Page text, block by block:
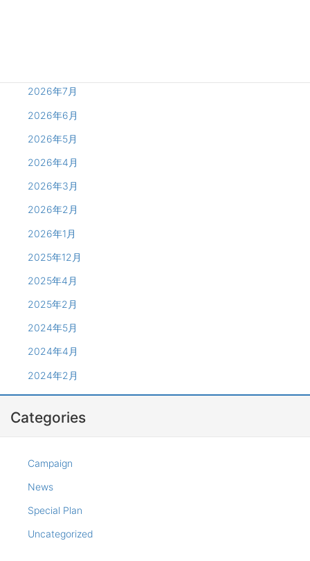
2026年7月
2026年6月
2026年5月
2026年4月
2026年3月
2026年2月
2026年1月
2025年12月
2025年4月
2025年2月
2024年5月
2024年4月
2024年2月
Categories
Campaign
News
Special Plan
Uncategorized